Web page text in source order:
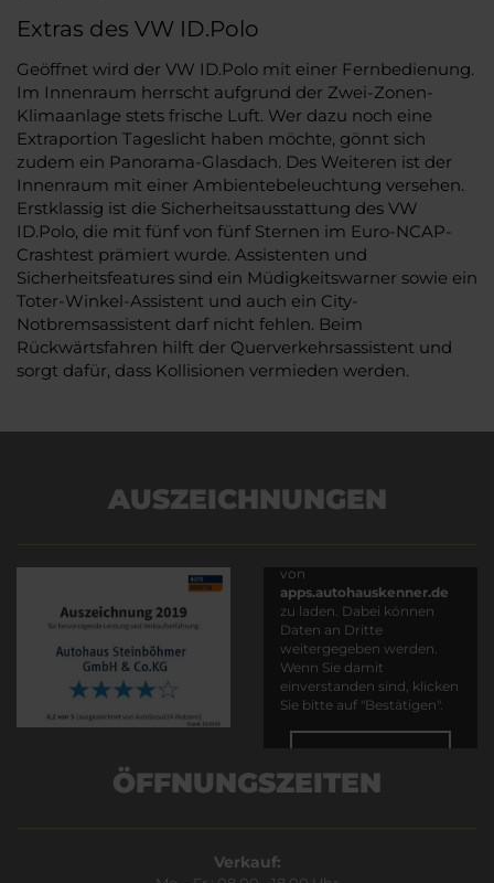
Extras des VW ID.Polo
Geöffnet wird der VW ID.Polo mit einer Fernbedienung.
Im Innenraum herrscht aufgrund der Zwei-Zonen-
Klimaanlage stets frische Luft. Wer dazu noch eine
Extraportion Tageslicht haben möchte, gönnt sich
zudem ein Panorama-Glasdach. Des Weiteren ist der
Innenraum mit einer Ambientebeleuchtung versehen.
Erstklassig ist die Sicherheitsausstattung des VW
ID.Polo, die mit fünf von fünf Sternen im Euro-NCAP-
Crashtest prämiert wurde. Assistenten und
Sicherheitsfeatures sind ein Müdigkeitswarner sowie ein
Toter-Winkel-Assistent und auch ein City-
Notbremsassistent darf nicht fehlen. Beim
Rückwärtsfahren hilft der Querverkehrsassistent und
sorgt dafür, dass Kollisionen vermieden werden.
AUSZEICHNUNGEN
von
apps.autohauskenner.de
zu laden. Dabei können
Daten an Dritte
weitergegeben werden.
Wenn Sie damit
einverstanden sind, klicken
Sie bitte auf "Bestätigen".
ÖFFNUNGSZEITEN
Verkauf: